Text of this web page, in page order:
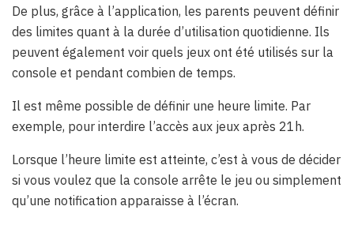
De plus, grâce à l’application, les parents peuvent définir
des limites quant à la durée d’utilisation quotidienne. Ils
peuvent également voir quels jeux ont été utilisés sur la
console et pendant combien de temps.
Il est même possible de définir une heure limite. Par
exemple, pour interdire l’accès aux jeux après 21h.
Lorsque l’heure limite est atteinte, c’est à vous de décider
si vous voulez que la console arrête le jeu ou simplement
qu’une notification apparaisse à l’écran.